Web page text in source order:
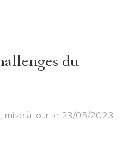
du
à jour le 23/05/2023